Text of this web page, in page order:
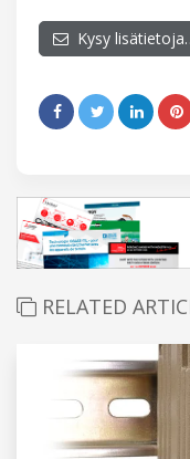
Kysy
RELATED